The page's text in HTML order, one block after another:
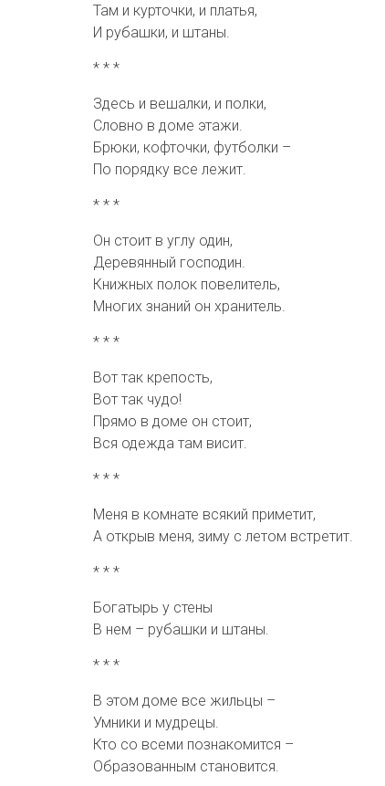
Там и курточки, и платья,
И рубашки, и штаны.
* * *
Здесь и вешалки, и полки,
Словно в доме этажи.
Брюки, кофточки, футболки –
По порядку все лежит.
* * *
Он стоит в углу один,
Деревянный господин.
Книжных полок повелитель,
Многих знаний он хранитель.
* * *
Вот так крепость,
Вот так чудо!
Прямо в доме он стоит,
Вся одежда там висит.
* * *
Меня в комнате всякий приметит,
А открыв меня, зиму с летом встретит.
* * *
Богатырь у стены
В нем – рубашки и штаны.
* * *
В этом доме все жильцы –
Умники и мудрецы.
Кто со всеми познакомится –
Образованным становится.